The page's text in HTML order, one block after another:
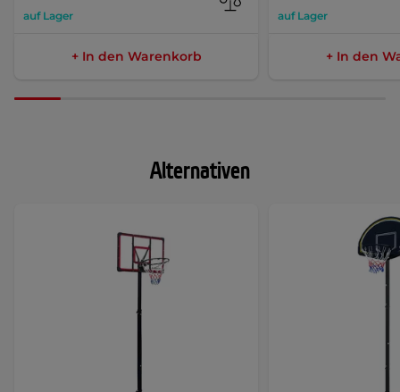
auf Lager
+ In den Warenkorb
auf Lager
+ In den
Alternativen